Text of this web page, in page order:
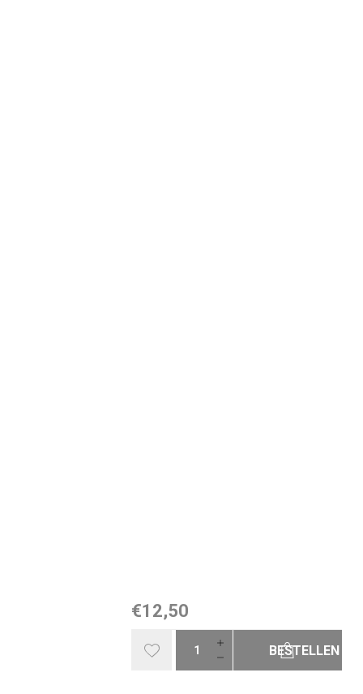
€12,50
BESTELLEN